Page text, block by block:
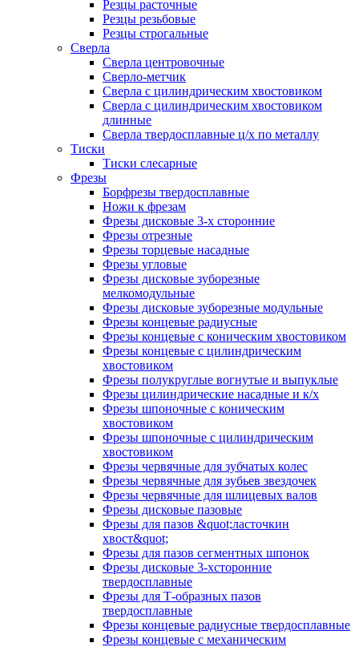
Резцы расточные
Резцы резьбовые
Резцы строгальные
Сверла
Сверла центровочные
Сверло-метчик
Сверла с цилиндрическим хвостовиком
Сверла с цилиндрическим хвостовиком
длинные
Сверла твердосплавные ц/х по металлу
Тиски
Тиски слесарные
Фрезы
Борфрезы твердосплавные
Ножи к фрезам
Фрезы дисковые 3-х сторонние
Фрезы отрезные
Фрезы торцевые насадные
Фрезы угловые
Фрезы дисковые зуборезные
мелкомодульные
Фрезы дисковые зуборезные модульные
Фрезы концевые радиусные
Фрезы концевые с коническим хвостовиком
Фрезы концевые с цилиндрическим
хвостовиком
Фрезы полукруглые вогнутые и выпуклые
Фрезы цилиндрические насадные и к/х
Фрезы шпоночные с коническим
хвостовиком
Фрезы шпоночные с цилиндрическим
хвостовиком
Фрезы червячные для зубчатых колес
Фрезы червячные для зубьев звездочек
Фрезы червячные для шлицевых валов
Фрезы дисковые пазовые
Фрезы для пазов &quot;ласточкин
хвост&quot;
Фрезы для пазов сегментных шпонок
Фрезы дисковые 3-хсторонние
твердосплавные
Фрезы для Т-образных пазов
твердосплавные
Фрезы концевые радиусные твердосплавные
Фрезы концевые с механическим